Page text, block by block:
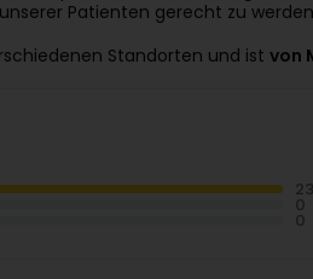
Patienten gerecht zu
Standorten und ist von